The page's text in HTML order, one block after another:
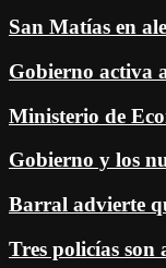
San Matías en
Gobierno activa
Ministerio de
Gobierno y los
Barral advierte
Tres policías